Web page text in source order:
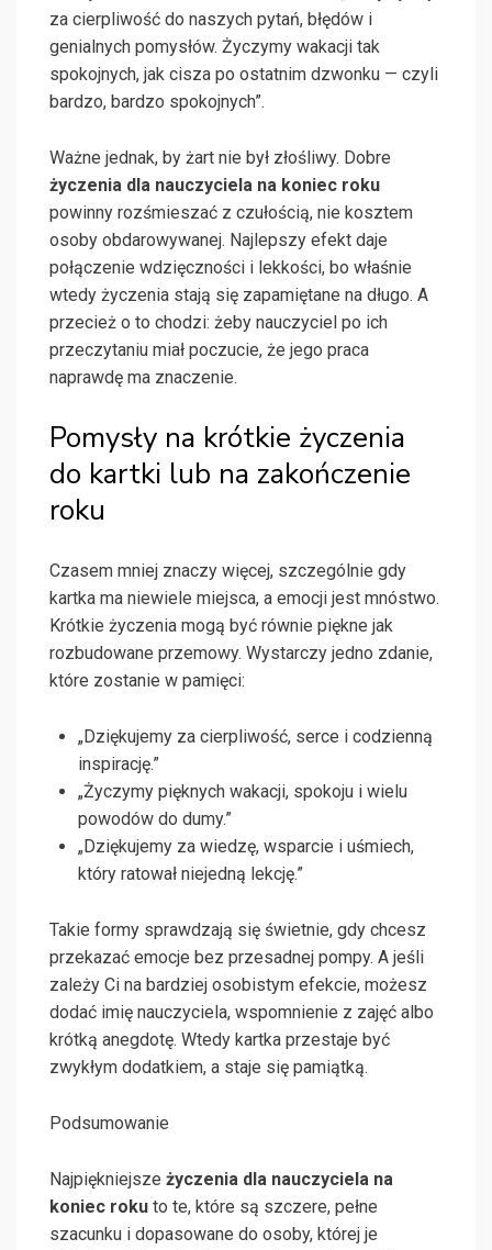
za cierpliwość do naszych pytań, błędów i
genialnych pomysłów. Życzymy wakacji tak
spokojnych, jak cisza po ostatnim dzwonku — czyli
bardzo, bardzo spokojnych”.
Ważne jednak, by żart nie był złośliwy. Dobre
życzenia dla nauczyciela na koniec roku
powinny rozśmieszać z czułością, nie kosztem
osoby obdarowywanej. Najlepszy efekt daje
połączenie wdzięczności i lekkości, bo właśnie
wtedy życzenia stają się zapamiętane na długo. A
przecież o to chodzi: żeby nauczyciel po ich
przeczytaniu miał poczucie, że jego praca
naprawdę ma znaczenie.
Pomysły na krótkie życzenia
do kartki lub na zakończenie
roku
Czasem mniej znaczy więcej, szczególnie gdy
kartka ma niewiele miejsca, a emocji jest mnóstwo.
Krótkie życzenia mogą być równie piękne jak
rozbudowane przemowy. Wystarczy jedno zdanie,
które zostanie w pamięci:
„Dziękujemy za cierpliwość, serce i codzienną
inspirację.”
„Życzymy pięknych wakacji, spokoju i wielu
powodów do dumy.”
„Dziękujemy za wiedzę, wsparcie i uśmiech,
który ratował niejedną lekcję.”
Takie formy sprawdzają się świetnie, gdy chcesz
przekazać emocje bez przesadnej pompy. A jeśli
zależy Ci na bardziej osobistym efekcie, możesz
dodać imię nauczyciela, wspomnienie z zajęć albo
krótką anegdotę. Wtedy kartka przestaje być
zwykłym dodatkiem, a staje się pamiątką.
Podsumowanie
Najpiękniejsze życzenia dla nauczyciela na
koniec roku to te, które są szczere, pełne
szacunku i dopasowane do osoby, której je